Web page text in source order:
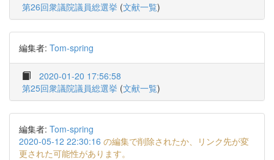
第26回衆議院議員総選挙 (文献一覧)
編集者: Tom-spring
2020-01-20 17:56:58
第25回衆議院議員総選挙 (文献一覧)
編集者: Tom-spring
2020-05-12 22:30:16 の編集で削除されたか、リンク先が変
更された可能性があります。